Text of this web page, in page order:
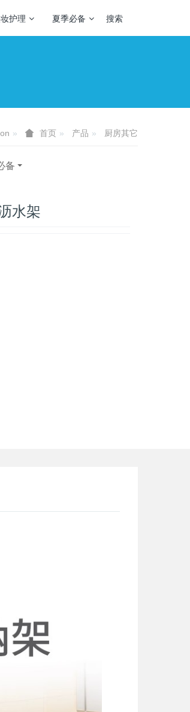
护理 夏季必备 搜索
首页 产品 厨房其它
备
水架